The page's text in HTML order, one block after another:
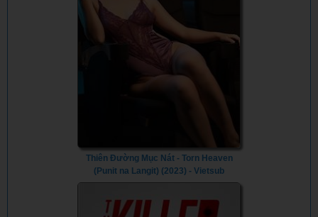
Thiên Đường Mục Nát - Torn Heaven
(Punit na Langit) (2023) - Vietsub